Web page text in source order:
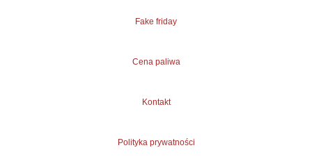
Fake friday
Cena paliwa
Kontakt
Polityka prywatności